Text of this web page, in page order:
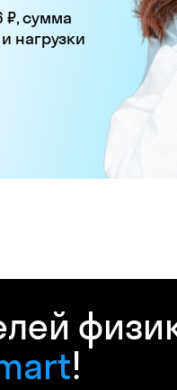
₽, сумма
нагрузки
!